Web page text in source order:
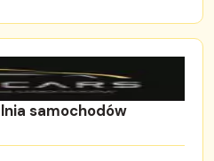
samochodów